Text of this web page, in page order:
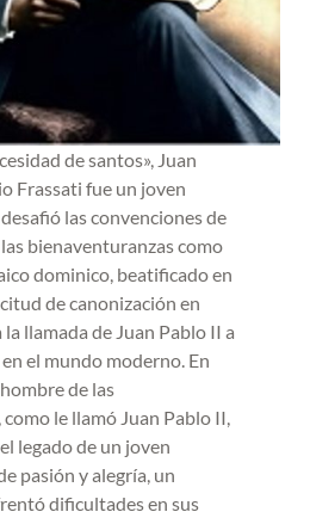
de santos», Juan
Frassati fue un joven
las convenciones de
bienaventuranzas como
dominico, beatificado en
de canonización en
llamada de Juan Pablo II a
el mundo moderno. En
de las
le llamó Juan Pablo II,
legado de un joven
pasión y alegría, un
dificultades en sus